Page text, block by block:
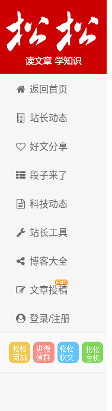
卢松松博客
返回首页
站长动态
好文分享
段子来了
科技动态
站长工具
博客大全
文章投稿
登录/注册